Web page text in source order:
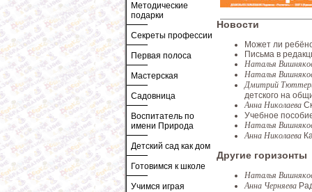
Методические
подарки
Секреты профессии
Первая полоса
Мастерская
Садовница
Воспитатель по
имени Природа
Детский сад как дом
Готовимся к школе
Учимся играя
Новости
Может ли
Письма в
Наталья
Наталья
Дмитрий
детского на
Анна Николаева
Учебное
Наталья
Анна Николаева
Другие горизонты
Наталья
Анна Черняева